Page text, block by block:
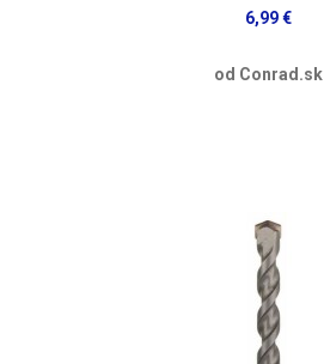
6,99 €
od Conrad.sk